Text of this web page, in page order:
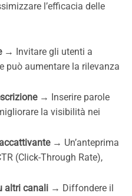
l’efficacia delle
→ Invitare gli utenti a
può aumentare la rilevanza
→ Inserire parole
la visibilità nei
→ Un’anteprima
(Click-Through Rate),
altri canali → Diffondere il